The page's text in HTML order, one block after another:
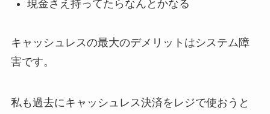
現金さえ持ってたらなんとかなる
キャッシュレスの最大のデメリットはシステム障
害です。
私も過去にキャッシュレス決済をレジで使おうと